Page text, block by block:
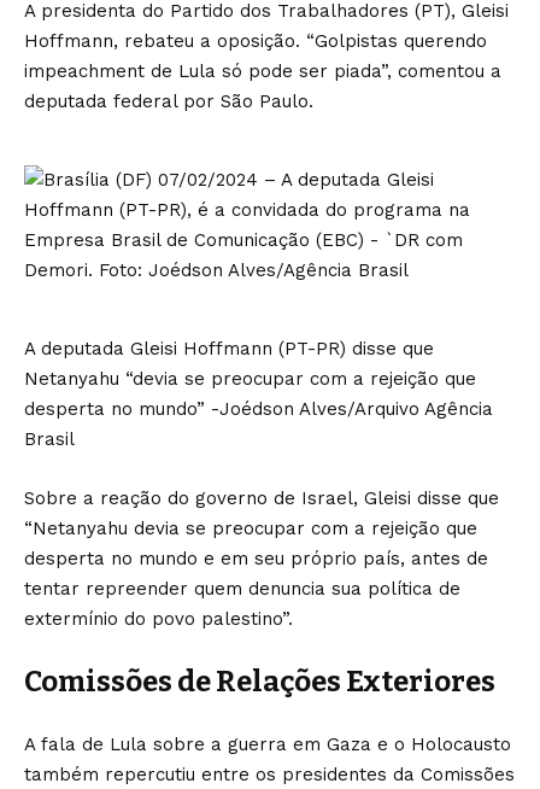
A presidenta do Partido dos Trabalhadores (PT), Gleisi
Hoffmann, rebateu a oposição. “Golpistas querendo
impeachment de Lula só pode ser piada”, comentou a
deputada federal por São Paulo.
A deputada Gleisi Hoffmann (PT-PR) disse que
Netanyahu “devia se preocupar com a rejeição que
desperta no mundo” -Joédson Alves/Arquivo Agência
Brasil
Sobre a reação do governo de Israel, Gleisi disse que
“Netanyahu devia se preocupar com a rejeição que
desperta no mundo e em seu próprio país, antes de
tentar repreender quem denuncia sua política de
extermínio do povo palestino”.
Comissões de Relações Exteriores
A fala de Lula sobre a guerra em Gaza e o Holocausto
também repercutiu entre os presidentes da Comissões